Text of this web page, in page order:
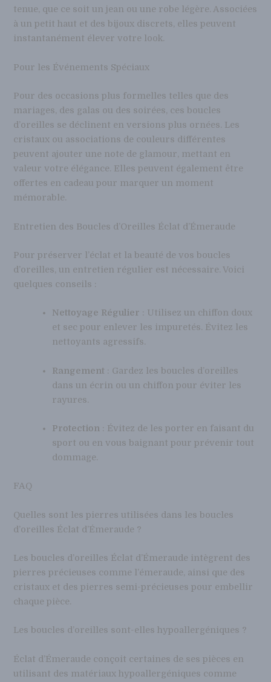
tenue, que ce soit un jean ou une robe légère. Associées
à un petit haut et des bijoux discrets, elles peuvent
instantanément élever votre look.
Pour les Événements Spéciaux
Pour des occasions plus formelles telles que des
mariages, des galas ou des soirées, ces boucles
d’oreilles se déclinent en versions plus ornées. Les
cristaux ou associations de couleurs différentes
peuvent ajouter une note de glamour, mettant en
valeur votre élégance. Elles peuvent également être
offertes en cadeau pour marquer un moment
mémorable.
Entretien des Boucles d’Oreilles Éclat d’Émeraude
Pour préserver l’éclat et la beauté de vos boucles
d’oreilles, un entretien régulier est nécessaire. Voici
quelques conseils :
Nettoyage Régulier : Utilisez un chiffon doux
et sec pour enlever les impuretés. Évitez les
nettoyants agressifs.
Rangement : Gardez les boucles d’oreilles
dans un écrin ou un chiffon pour éviter les
rayures.
Protection : Évitez de les porter en faisant du
sport ou en vous baignant pour prévenir tout
dommage.
FAQ
Quelles sont les pierres utilisées dans les boucles
d’oreilles Éclat d’Émeraude ?
Les boucles d’oreilles Éclat d’Émeraude intègrent des
pierres précieuses comme l’émeraude, ainsi que des
cristaux et des pierres semi-précieuses pour embellir
chaque pièce.
Les boucles d’oreilles sont-elles hypoallergéniques ?
Éclat d’Émeraude conçoit certaines de ses pièces en
utilisant des matériaux hypoallergéniques comme